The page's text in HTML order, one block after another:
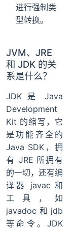
进行强制类
型转换。
JVM、JRE
和 JDK 的关
系是什么？
JDK 是 Java
Development
Kit 的缩写，它
是功能齐全的
Java SDK，拥
有 JRE 所拥有
的一切，还有编
译器 javac 和
工具，如
javadoc 和 jdb
等命令。JDK